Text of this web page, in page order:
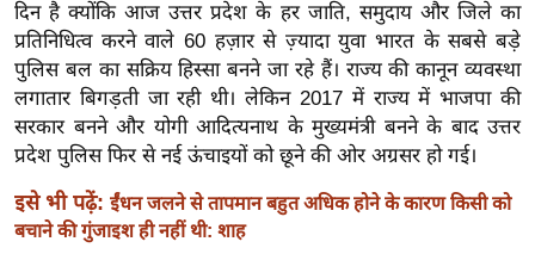
ग
इं
डि
या
सा
त्य
ज
दिन है क्योंकि आज उत्तर प्रदेश के हर जाति, समुदाय और जिले का
प्रतिनिधित्व करने वाले 60 हज़ार से ज़्यादा युवा भारत के सबसे बड़े
पुलिस बल का सक्रिय हिस्सा बनने जा रहे हैं। राज्य की कानून व्यवस्था
लगातार बिगड़ती जा रही थी। लेकिन 2017 में राज्य में भाजपा की
सरकार बनने और योगी आदित्यनाथ के मुख्यमंत्री बनने के बाद उत्तर
प्रदेश पुलिस फिर से नई ऊंचाइयों को छूने की ओर अग्रसर हो गई।
इसे भी पढ़ें: ईंधन जलने से तापमान बहुत अधिक होने के कारण किसी को
बचाने की गुंजाइश ही नहीं थी: शाह